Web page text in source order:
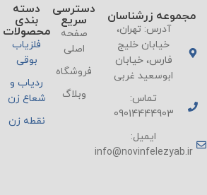
مجموعه زرشناسان
آدرس: تهران،
خیابان خلیج
فارس، خیابان
ابوسعید غربی
تماس:
09014444903
ایمیل:
info@novinfelezyab.ir
دسترسی
سریع
صفحه
اصلی
فروشگاه
وبلاگ
دسته
بندی
محصولات
فلزیاب
بوقی
ردیاب و
شعاع زن
نقطه زن